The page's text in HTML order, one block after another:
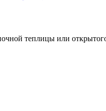
теплицы или